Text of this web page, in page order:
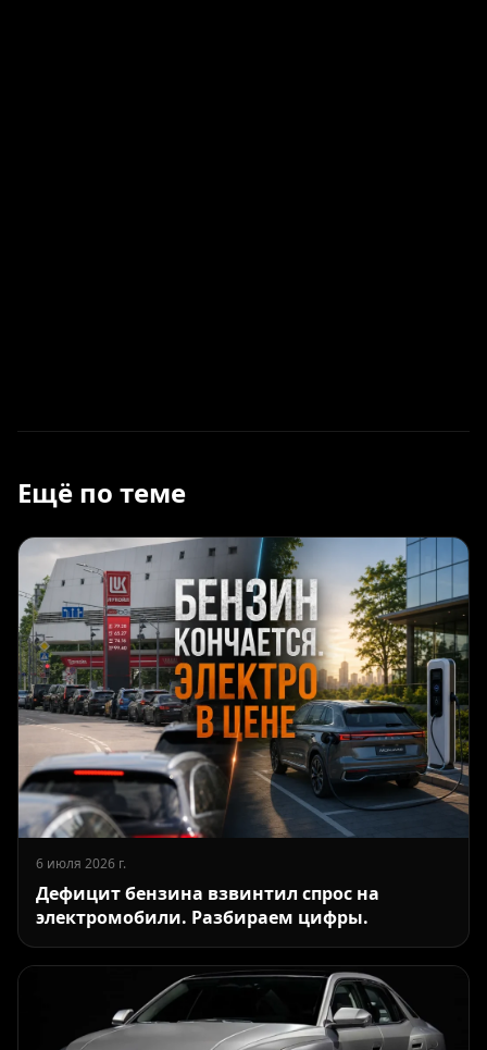
Ещё по теме
6 июля 2026 г.
Дефицит бензина взвинтил спрос на
электромобили. Разбираем цифры.